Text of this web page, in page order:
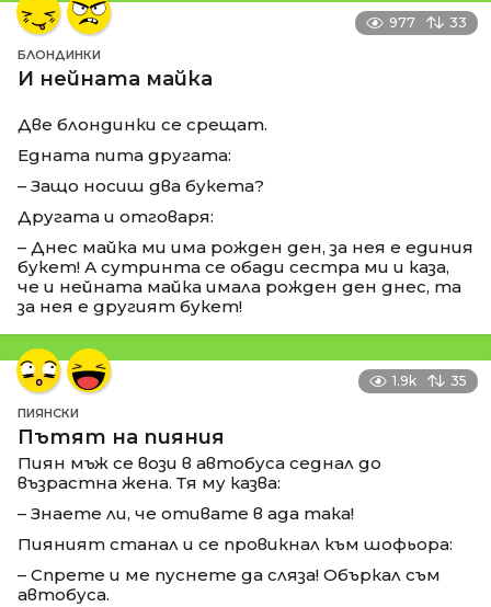
977 33
БЛОНДИНКИ
И нейната майка
Две блондинки се срещат.
Едната пита другата:
– Защо носиш два букета?
Другата и отговаря:
– Днес майка ми има рожден ден, за нея е единия
букет! А сутринта се обади сестра ми и каза,
че и нейната майка имала рожден ден днес, та
за нея е другият букет!
1.9k 35
ПИЯНСКИ
Пътят на пияния
Пиян мъж се вози в автобуса седнал до
възрастна жена. Тя му казва:
– Знаете ли, че отивате в ада така!
Пияният станал и се провикнал към шофьора:
– Спрете и ме пуснете да сляза! Объркал съм
автобуса.